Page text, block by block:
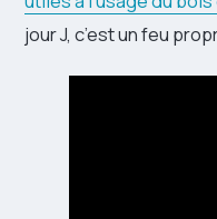
jour J, c’est un feu